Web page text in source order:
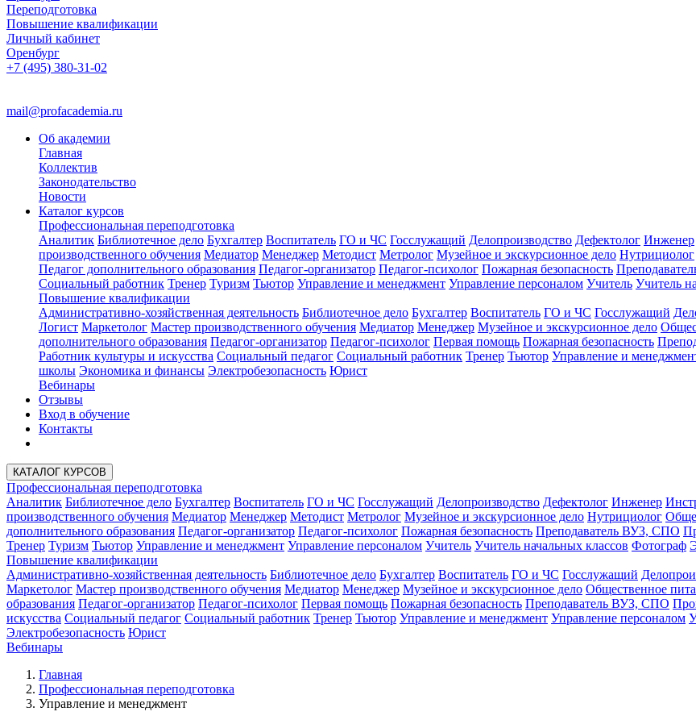
Переподготовка
Повышение квалификации
Личный кабинет
Оренбург
+7 (495) 380-31-02
mail@profacademia.ru
Об академии
Главная
Коллектив
Законодательство
Новости
Каталог курсов
Профессиональная переподготовка
Аналитик Библиотечное дело Бухгалтер Воспитатель ГО и ЧС Госслужащий Делопроизводство Дефектолог Инженер
производственного обучения Медиатор Менеджер Методист Метролог Музейное и экскурсионное дело Нутрициолог
Педагог дополнительного образования Педагог-организатор Педагог-психолог Пожарная безопасность
Социальный работник Тренер Туризм Тьютор Управление и менеджмент Управление персоналом Учитель Учитель
Повышение квалификации
Административно-хозяйственная деятельность Библиотечное дело Бухгалтер Воспитатель ГО и ЧС Госслужащий
Логист Маркетолог Мастер производственного обучения Медиатор Менеджер Музейное и экскурсионное дело
дополнительного образования Педагог-организатор Педагог-психолог Первая помощь Пожарная безопасность
Работник культуры и искусства Социальный педагог Социальный работник Тренер Тьютор Управление и
школы Экономика и финансы Электробезопасность Юрист
Вебинары
Отзывы
Вход в обучение
Контакты
КАТАЛОГ КУРСОВ
Профессиональная переподготовка
Аналитик Библиотечное дело Бухгалтер Воспитатель ГО и ЧС Госслужащий Делопроизводство Дефектолог Инженер
производственного обучения Медиатор Менеджер Методист Метролог Музейное и экскурсионное дело Нутрициолог
дополнительного образования Педагог-организатор Педагог-психолог Пожарная безопасность Преподаватель ВУЗ, СПО
Тренер Туризм Тьютор Управление и менеджмент Управление персоналом Учитель Учитель начальных классов Фотограф
Повышение квалификации
Административно-хозяйственная деятельность Библиотечное дело Бухгалтер Воспитатель ГО и ЧС Госслужащий
Маркетолог Мастер производственного обучения Медиатор Менеджер Музейное и экскурсионное дело Общественное
образования Педагог-организатор Педагог-психолог Первая помощь Пожарная безопасность Преподаватель ВУЗ, СПО
искусства Социальный педагог Социальный работник Тренер Тьютор Управление и менеджмент Управление персоналом
Электробезопасность Юрист
Вебинары
Главная
Профессиональная переподготовка
Управление и менеджмент